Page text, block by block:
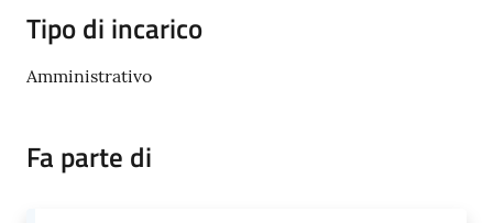
l
b
o
Tipo di incarico
Amministrativo
Fa parte di